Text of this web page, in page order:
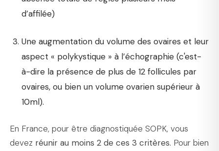
d’affilée)
Une augmentation du volume des ovaires et leur
aspect « polykystique » à l’échographie (c'est-
à-dire la présence de plus de 12 follicules par
ovaires, ou bien un volume ovarien supérieur à
10ml).
En France, pour être diagnostiquée SOPK, vous
devez réunir au moins 2 de ces 3 critères. Pour bien